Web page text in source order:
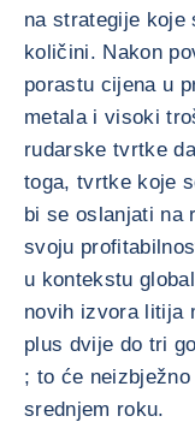
na strategije koje
količini. Nakon
porastu cijena u
metala i visoki
rudarske tvrtke
toga, tvrtke koje
bi se oslanjati na
svoju
u kontekstu
novih izvora litija
plus dvije do tri
; to će
srednjem roku.